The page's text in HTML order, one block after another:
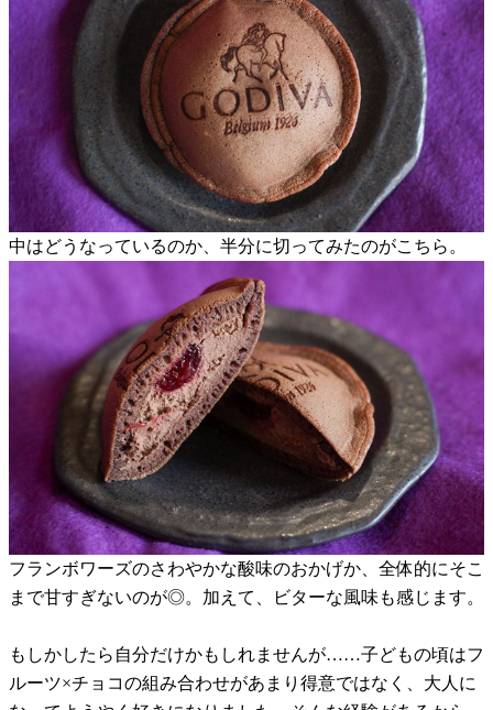
中はどうなっているのか、半分に切ってみたのがこちら。
フランボワーズのさわやかな酸味のおかげか、全体的にそこ
まで甘すぎないのが◎。加えて、ビターな風味も感じます。
もしかしたら自分だけかもしれませんが……子どもの頃はフ
ルーツ×チョコの組み合わせがあまり得意ではなく、大人に